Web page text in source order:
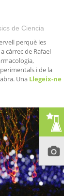
de Ciencia
perquè les
càrrec de Rafael
i de la
UnaLlegeix-ne